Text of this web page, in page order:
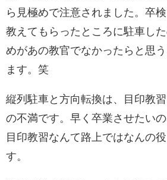
ら見極めで注意されました。卒
教えてもらったところに駐車し
めがあの教官でなかったらと思
ます。笑
縦列駐車と方向転換は、目印教
の不満です。早く卒業させたいの
目印教習なんて路上ではなんの
す。